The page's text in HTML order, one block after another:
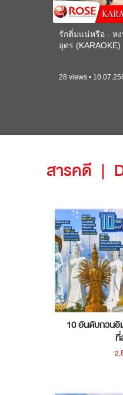
รักติ๋มแน่หรือ - ห
อุดร (KARAOKE)
28 views •
สารคดี |
10 อันดับกวนอิ
ที่